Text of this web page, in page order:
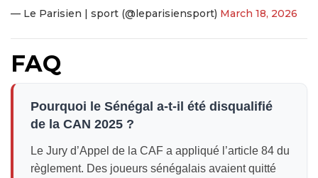
— Le Parisien | sport (@leparisiensport) March 18, 2026
FAQ
Pourquoi le Sénégal a-t-il été disqualifié
de la CAN 2025 ?
Le Jury d’Appel de la CAF a appliqué l’article 84 du
règlement. Des joueurs sénégalais avaient quitté